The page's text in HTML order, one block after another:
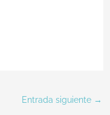
Entrada siguiente →